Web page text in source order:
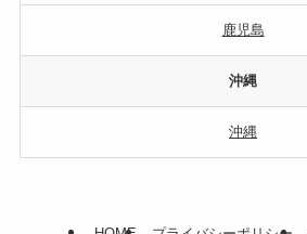
鹿児島
沖縄
沖縄